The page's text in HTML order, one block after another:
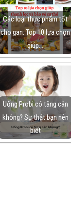
Các loại thực phẩm tốt
cho gan: Top 10 lựa chọn
giúp…
Uống Probi có tăng cân
không? Sự thật bạn nên
biết